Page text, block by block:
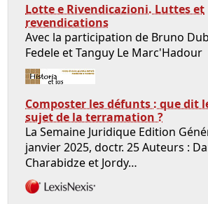
Lotte e Rivendicazioni. Luttes et
revendications
Avec la participation de Bruno
Fedele et Tanguy Le Marc'Hadour
Composter les défunts : que dit
sujet de la terramation ?
La Semaine Juridique Edition
janvier 2025, doctr. 25 Auteurs :
Charabidze et Jordy…